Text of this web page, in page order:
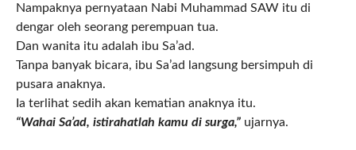
Nampaknya pernyataan Nabi Muhammad SAW itu di
dengar oleh seorang perempuan tua.
Dan wanita itu adalah ibu Sa’ad.
Tanpa banyak bicara, ibu Sa’ad langsung bersimpuh di
pusara anaknya.
Ia terlihat sedih akan kematian anaknya itu.
“Wahai Sa’ad, istirahatlah kamu di surga,”ujarnya.